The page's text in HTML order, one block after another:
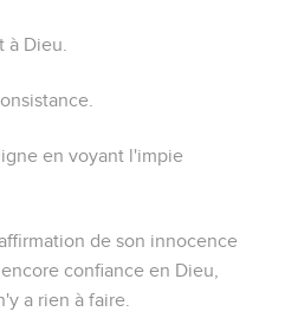
à Dieu.
en voyant l'impie
de son innocence
confiance en Dieu,
a rien à faire.